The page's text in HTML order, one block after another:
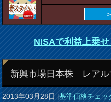
NISAで利益上乗
新興市場日本株 レアル
2013年03月28日[基準価格チェッ